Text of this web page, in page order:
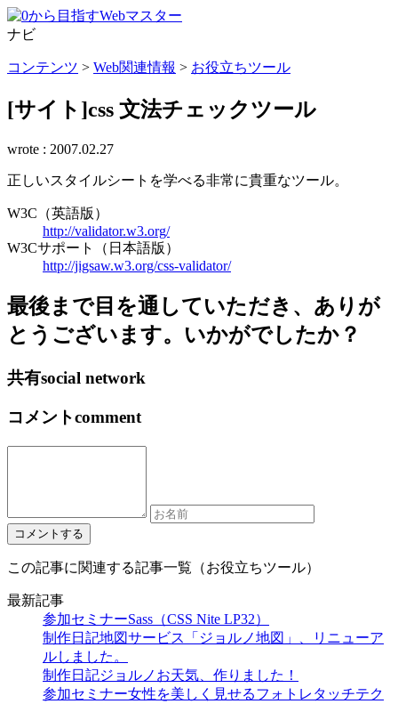
ナビ
コンテンツ > Web関連情報 > お役立ちツール
[サイト]css 文法チェックツール
wrote : 2007.02.27
正しいスタイルシートを学べる非常に貴重なツール。
W3C（英語版）
http://validator.w3.org/
W3Cサポート（日本語版）
http://jigsaw.w3.org/css-validator/
最後まで目を通していただき、ありが
とうございます。いかがでしたか？
共有social network
コメントcomment
この記事に関連する記事一覧（お役立ちツール）
最新記事
参加セミナーSass（CSS Nite LP32）
制作日記地図サービス「ジョルノ地図」、リニューア
ルしました。
制作日記ジョルノお天気、作りました！
参加セミナー女性を美しく見せるフォトレタッチテク